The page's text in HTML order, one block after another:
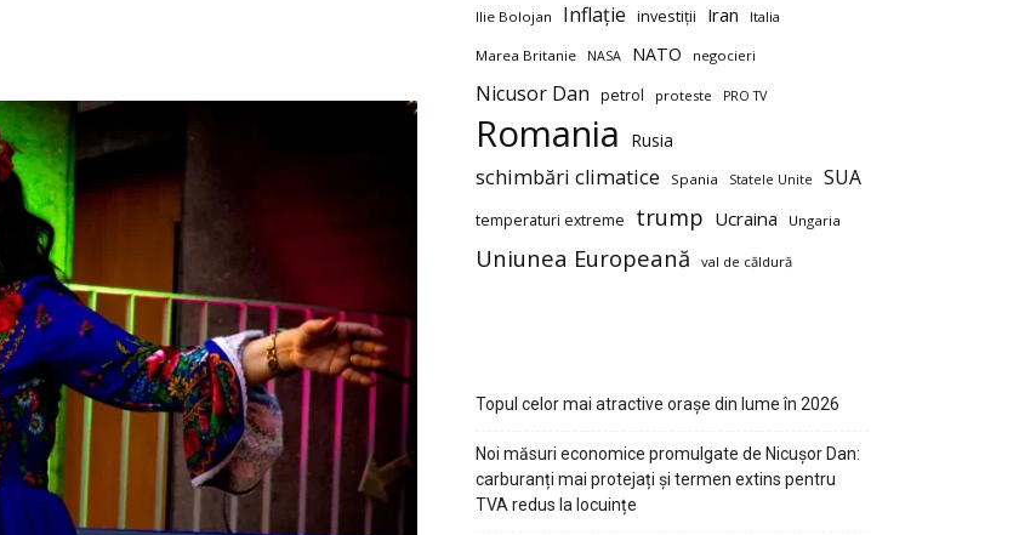
Ilie Bolojan Inflație investiții Iran Italia
Marea Britanie NASA NATO negocieri
Nicusor Dan petrol proteste PRO TV
Romania Rusia
schimbări climatice Spania Statele Unite SUA
temperaturi extreme trump Ucraina Ungaria
Uniunea Europeană val de căldură
Topul celor mai atractive orașe din lume în 2026
Noi măsuri economice promulgate de Nicușor Dan:
carburanți mai protejați și termen extins pentru
TVA redus la locuințe